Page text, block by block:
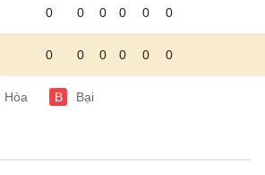
0 0 0 0 0 0
0 0 0 0 0 0
Hòa B Bại